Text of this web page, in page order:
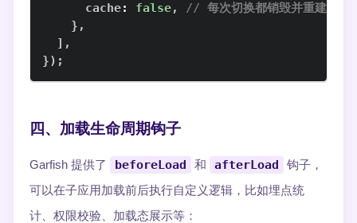
      cache
: false,
// 每次切换都销毁并重建
} ,
] ,
}) ;
四、加载生命周期钩子
Garfish 提供了 beforeLoad 和 afterLoad
钩子，
可以在子应用加载前后执行自定义逻辑，比如埋点统
计、权限校验、加载态展示等：